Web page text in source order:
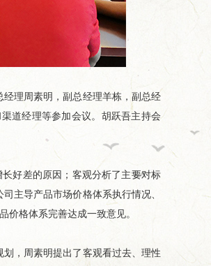
从田间到舌尖,今世缘积极探...
理周素明，副总经理羊栋，副总经
道经理等参加会议。胡跃吾主持会
好差的原因；客观分析了主要对标
主导产品市场价格体系执行情况、
价格体系完善达成一致意见。
，周素明提出了客观看过去、理性